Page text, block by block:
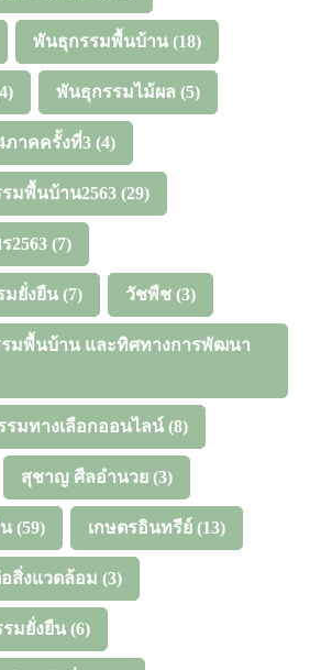
พันธุกรรมพื้นบ้าน (18)
พันธุกรรมไม้ผล (5)
ภาคครั้งที่3 (4)
มพื้นบ้าน2563 (29)
2563 (7)
มยั่งยืน (7) วัชพืช (3)
มพื้นบ้าน และทิศทางการพัฒนา
รมทางเลือกออนไลน์ (8)
สุชาญ ศีลอำนวย (3)
(59) เกษตรอินทรีย์ (13)
สิ่งแวดล้อม (3)
มยั่งยืน (6)